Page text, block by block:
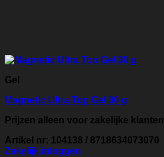
Gel
Magnetic Ultra Top Gel 30 g
Prijzen alleen voor zakelijke klanten
Artikel nr: 104138 / 8718634073070
Zakelijk inloggen